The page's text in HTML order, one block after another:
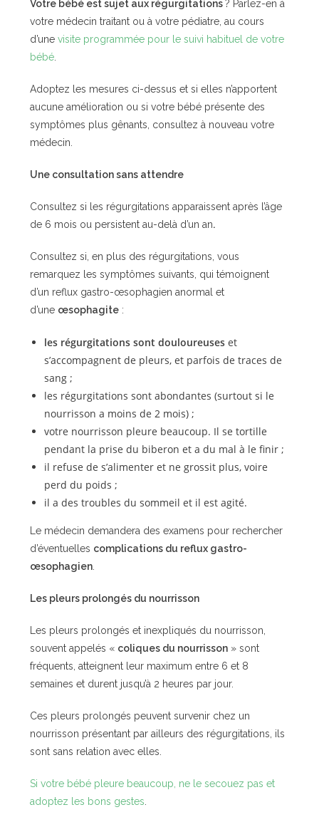
Votre bébé est sujet aux régurgitations? Parlez-en à
votre médecin traitant ou à votre pédiatre, au cours
d’unevisite programmée pour le suivi habituel de votre
bébé.
Adoptez les mesures ci-dessus et si elles n’apportent
aucune amélioration ou si votre bébé présente des
symptômes plus gênants, consultez à nouveau votre
médecin.
Une consultation sans attendre
Consultez si les régurgitations apparaissent après l’âge
de 6 mois ou persistent au-delà d’un an.
Consultez si, en plus des régurgitations, vous
remarquez les symptômes suivants, qui témoignent
d’un reflux gastro-œsophagien anormal et
d’une œsophagite :
les régurgitations sont douloureuses et
s’accompagnent de pleurs, et parfois de traces de
sang ;
les régurgitations sont abondantes (surtout si le
nourrisson a moins de 2 mois) ;
votre nourrisson pleure beaucoup. Il se tortille
pendant la prise du biberon et a du mal à le finir ;
il refuse de s’alimenter et ne grossit plus, voire
perd du poids ;
il a des troubles du sommeil et il est agité.
Le médecin demandera des examens pour rechercher
d’éventuelles complications du reflux gastro-
œsophagien.
Les pleurs prolongés du nourrisson
Les pleurs prolongés et inexpliqués du nourrisson,
souvent appelés « coliques du nourrisson » sont
fréquents, atteignent leur maximum entre 6 et 8
semaines et durent jusqu’à 2 heures par jour.
Ces pleurs prolongés peuvent survenir chez un
nourrisson présentant par ailleurs des régurgitations, ils
sont sans relation avec elles.
Si votre bébé pleure beaucoup, ne le secouez pas et
adoptez les bons gestes.